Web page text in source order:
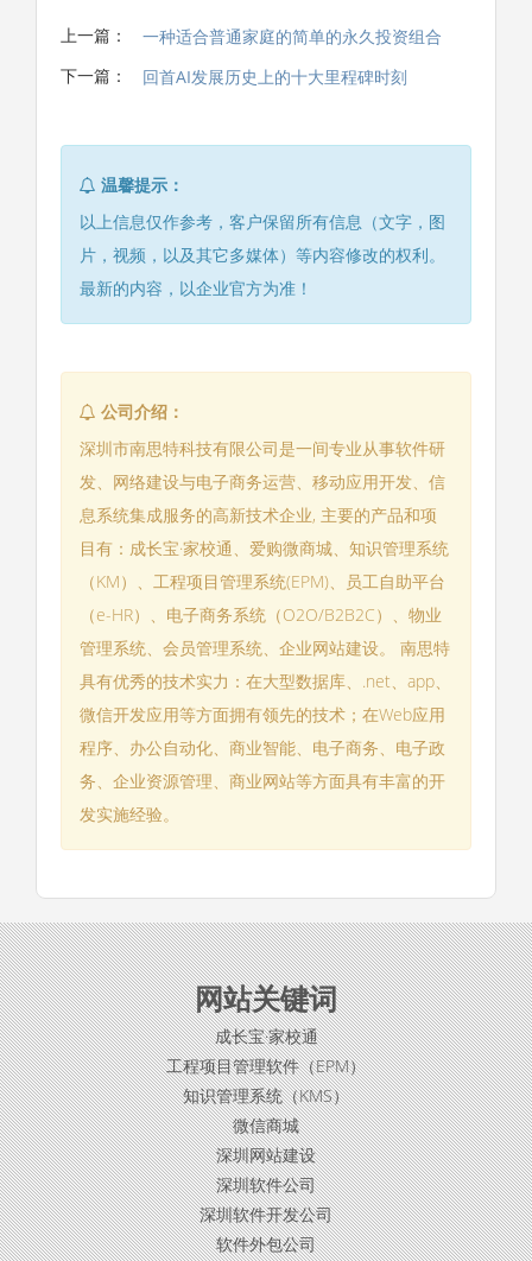
上一篇：
一种适合普通家庭的简单的永久投资组合
下一篇：
回首AI发展历史上的十大里程碑时刻
温馨提示：
以上信息仅作参考，客户保留所有信息（文字，图
片，视频，以及其它多媒体）等内容修改的权利。
最新的内容，以企业官方为准！
公司介绍：
深圳市南思特科技有限公司是一间专业从事软件研
发、网络建设与电子商务运营、移动应用开发、信
息系统集成服务的高新技术企业, 主要的产品和项
目有：成长宝·家校通、爱购微商城、知识管理系统
（KM）、工程项目管理系统(EPM)、员工自助平台
（e-HR）、电子商务系统（O2O/B2B2C）、物业
管理系统、会员管理系统、企业网站建设。 南思特
具有优秀的技术实力：在大型数据库、.net、app、
微信开发应用等方面拥有领先的技术；在Web应用
程序、办公自动化、商业智能、电子商务、电子政
务、企业资源管理、商业网站等方面具有丰富的开
发实施经验。
网站关键词
成长宝·家校通
工程项目管理软件（EPM）
知识管理系统（KMS）
微信商城
深圳网站建设
深圳软件公司
深圳软件开发公司
软件外包公司